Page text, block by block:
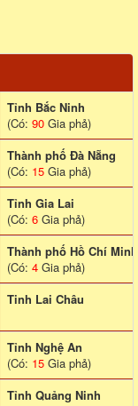
Tỉnh Bắc Ninh
(Có: 90 Gia phả)
Thành phố Đà Nẵng
(Có: 15 Gia phả)
Tỉnh Gia Lai
(Có: 6 Gia phả)
Thành phố Hồ Chí Minh
(Có: 4 Gia phả)
Tinh Lai Châu
Tỉnh Nghệ An
(Có: 15 Gia phả)
Tỉnh Quảng Ninh